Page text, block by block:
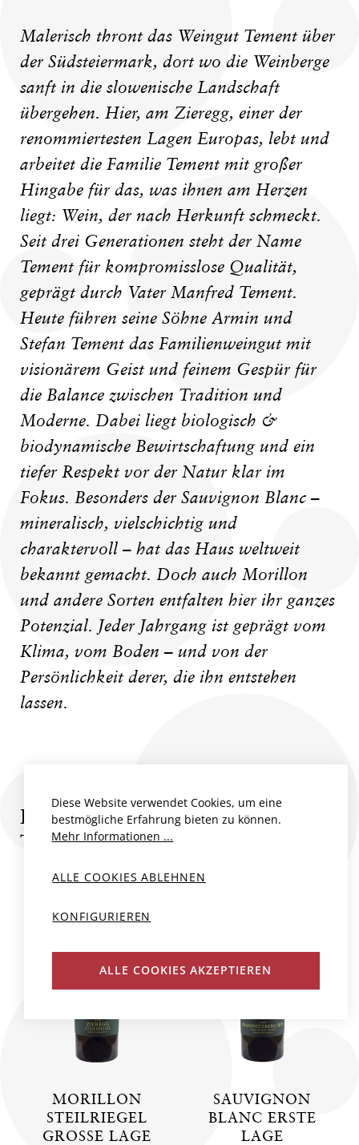
Malerisch thront das Weingut Tement über
der Südsteiermark, dort wo die Weinberge
sanft in die slowenische Landschaft
übergehen. Hier, am Zieregg, einer der
renommiertesten Lagen Europas, lebt und
arbeitet die Familie Tement mit großer
Hingabe für das, was ihnen am Herzen
liegt: Wein, der nach Herkunft schmeckt.
Seit drei Generationen steht der Name
Tement für kompromisslose Qualität,
geprägt durch Vater Manfred Tement.
Heute führen seine Söhne Armin und
Stefan Tement das Familienweingut mit
visionärem Geist und feinem Gespür für
die Balance zwischen Tradition und
Moderne. Dabei liegt biologisch &
biodynamische Bewirtschaftung und ein
tiefer Respekt vor der Natur klar im
Fokus. Besonders der Sauvignon Blanc –
mineralisch, vielschichtig und
charaktervoll – hat das Haus weltweit
bekannt gemacht. Doch auch Morillon
und andere Sorten entfalten hier ihr ganzes
Potenzial. Jeder Jahrgang ist geprägt vom
Klima, vom Boden – und von der
Persönlichkeit derer, die ihn entstehen
lassen.
PRODUKTE VON WEINGUT
TEMENT
MORILLON
STEILRIEGEL
GROSSE LAGE
SAUVIGNON
BLANC ERSTE
LAGE
Diese Website verwendet Cookies, um eine
bestmögliche Erfahrung bieten zu können.
Mehr Informationen ...
ALLE COOKIES ABLEHNEN
KONFIGURIEREN
ALLE COOKIES AKZEPTIEREN